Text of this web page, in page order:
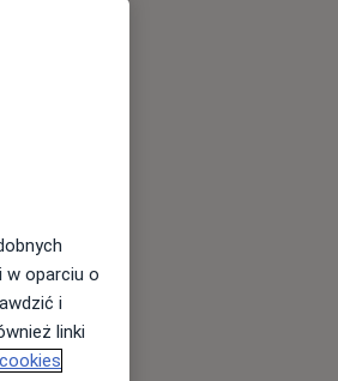
Wt,
11 Sie
w oparciu o
i
linki